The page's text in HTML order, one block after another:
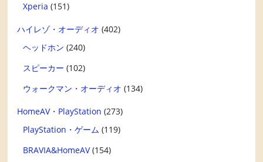
Xperia (151)
ハイレゾ・オーディオ (402)
ヘッドホン (240)
スピーカー (102)
ウォークマン・オーディオ (134)
HomeAV・PlayStation (273)
PlayStation・ゲーム (119)
BRAVIA&HomeAV(154)